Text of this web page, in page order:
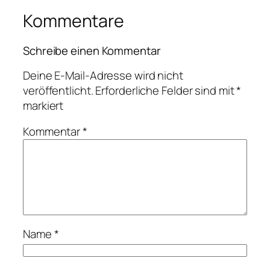
Kommentare
Schreibe einen Kommentar
Deine E-Mail-Adresse wird nicht
veröffentlicht.Erforderliche Felder sind mit*
markiert
Kommentar*
Name*